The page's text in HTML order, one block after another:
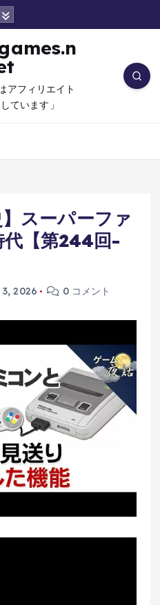
アフィリエイト
ています」
】スーパーファ
代【第244回-
3, 2026 0 コメント